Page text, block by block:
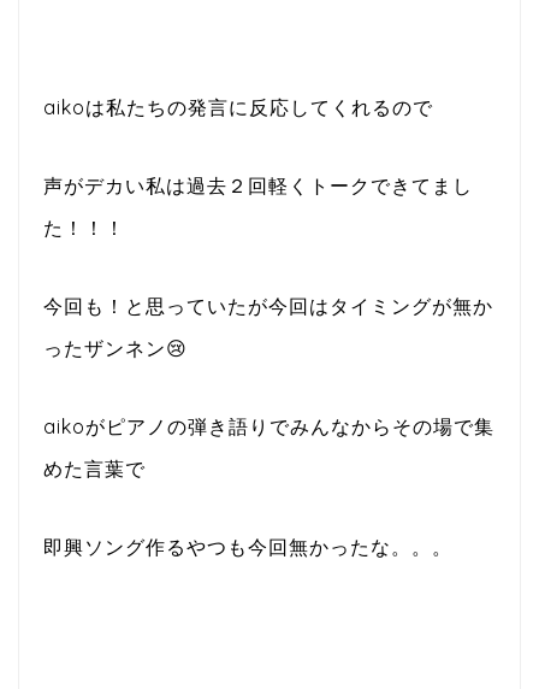
aikoは私たちの発言に反応してくれるので
声がデカい私は過去２回軽くトークできてまし
た！！！
今回も！と思っていたが今回はタイミングが無か
ったザンネン😢
aikoがピアノの弾き語りでみんなからその場で集
めた言葉で
即興ソング作るやつも今回無かったな。。。